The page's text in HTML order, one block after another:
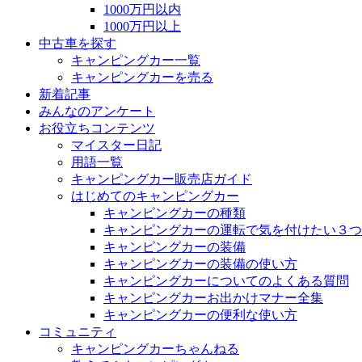
1000万円以内
1000万円以上
中古車を探す
キャンピングカー一覧
キャンピングカーを売る
新着記事
みんなのアンケート
お役立ちコンテンツ
マイスター日記
用語一覧
キャンピングカー販売店ガイド
はじめてのキャンピングカー
キャンピングカーの種類
キャンピングカーの運転で気を付けたい３
キャンピングカーの装備
キャンピングカーの装備の使い方
キャンピングカーについてのよくある質問
キャンピングカーお出かけマナー全集
キャンピングカーの便利な使い方
コミュニティ
キャンピングカーちゃんねる